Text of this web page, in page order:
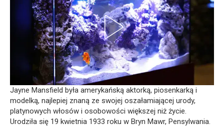
Jayne Mansfield była amerykańską aktorką, piosenkarką i
modelką, najlepiej znaną ze swojej oszałamiającej urody,
platynowych włosów i osobowości większej niż życie.
Urodziła się 19 kwietnia 1933 roku w Bryn Mawr, Pensylwania.